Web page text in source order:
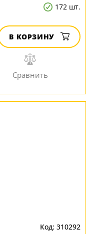
172 шт.
В КОРЗИНУ
310292